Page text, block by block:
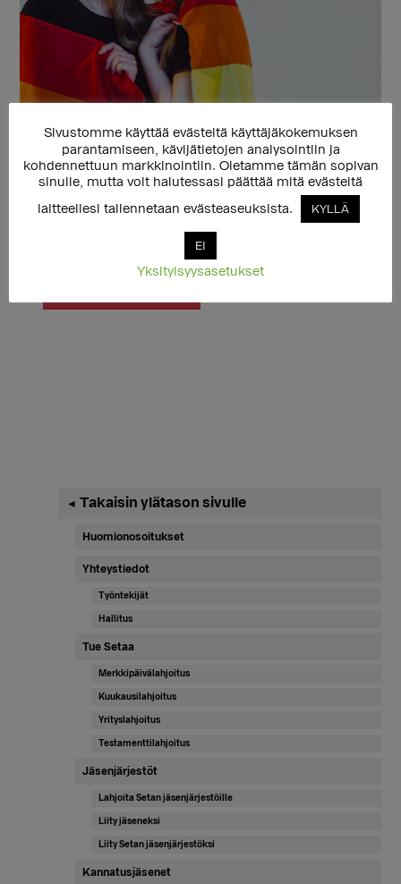
Lahjoita ja tue Setan toimintaa
20 €
50 €
Ensisijainen
sivupalkki
◄ Takaisin ylätason sivulle
Huomionosoitukset
Yhteystiedot
Työntekijät
Hallitus
Tue Setaa
Merkkipäivälahjoitus
Kuukausilahjoitus
Yrityslahjoitus
Testamenttilahjoitus
Jäsenjärjestöt
Lahjoita Setan jäsenjärjestöille
Liity jäseneksi
Liity Setan jäsenjärjestöksi
Kannatusjäsenet
Sivustomme käyttää evästeitä käyttäjäkokemuksen
parantamiseen, kävijätietojen analysointiin ja
kohdennettuun markkinointiin. Oletamme tämän sopivan
sinulle, mutta voit halutessasi päättää mitä evästeitä
laitteellesi tallennetaan evästeaseuksista.
KYLLÄ
EI
Yksityisyysasetukset